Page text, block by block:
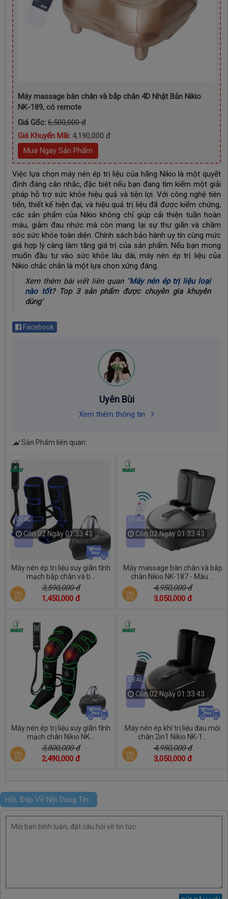
Máy massage bàn chân và bắp chân 4D Nhật Bản Nikio
NK-189, có remote
Giá Gốc: 6,500,000 đ
Giá Khuyến Mãi: 4,190,000 đ
Mua Ngay Sản Phẩm
Việc lựa chọn máy nén ép trị liệu của hãng Nikio là một quyết
định đáng cân nhắc, đặc biệt nếu bạn đang tìm kiếm một giải
pháp hỗ trợ sức khỏe hiệu quả và tiện lợi. Với công nghệ tiên
tiến, thiết kế hiện đại, và hiệu quả trị liệu đã được kiểm chứng,
các sản phẩm của Nikio không chỉ giúp cải thiện tuần hoàn
máu, giảm đau nhức mà còn mang lại sự thư giãn và chăm
sóc sức khỏe toàn diện. Chính sách bảo hành uy tín cùng mức
giá hợp lý càng làm tăng giá trị của sản phẩm. Nếu bạn mong
muốn đầu tư vào sức khỏe lâu dài, máy nén ép trị liệu của
Nikio chắc chắn là một lựa chọn xứng đáng.
Xem thêm bài viết liên quan "Máy nén ép trị liệu loại
nào tốt? Top 3 sản phẩm được chuyên gia khuyên
dùng"
Facebook
Uyên Bùi
Xem thêm thông tin
Sản Phẩm liên quan:
DEAL
Còn 02 Ngày 01:33:41
Máy nén ép trị liệu suy giãn tĩnh
mạch bắp chân và b...
3,590,000 đ
1,450,000 đ
DEAL
Còn 02 Ngày 01:33:41
Máy massage bàn chân và bắp
chân Nikio NK-187 - Màu ...
4,950,000 đ
3,050,000 đ
Máy nén ép trị liệu suy giãn tĩnh
mạch chân Nikio NK...
3,800,000 đ
2,490,000 đ
DEAL
Còn02 Ngày 01:33:41
Máy nén ép khí trị liệu đau mỏi
chân 2in1 Nikio NK-1...
4,950,000 đ
3,050,000 đ
Hỏi, Đáp Về Nội Dung Tin :